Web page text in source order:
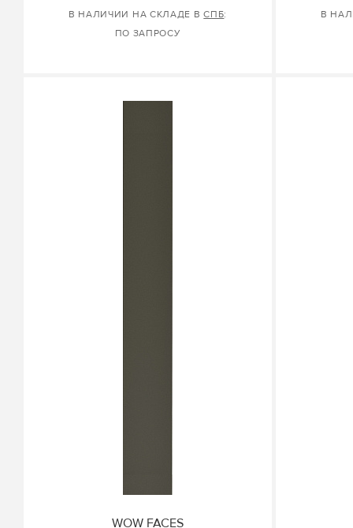
В НАЛИЧИИ НА СКЛАДЕ ВСПБ:
ПО ЗАПРОСУ
В
WOW FACES